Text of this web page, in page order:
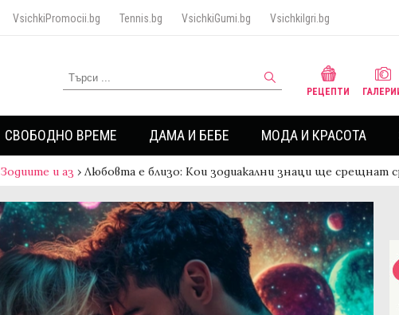
VsichkiPromocii.bg Tennis.bg VsichkiGumi.bg VsichkiIgri.bg
РЕЦЕПТИ
СВОБОДНО ВРЕМЕ ДАМА И БЕБЕ МОДА И КРАСОТА
Зодиите и аз › Любовта е близо: Кои зодиакални знаци ще срещнат